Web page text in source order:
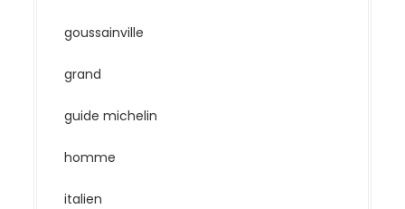
goussainville
grand
guide michelin
homme
italien